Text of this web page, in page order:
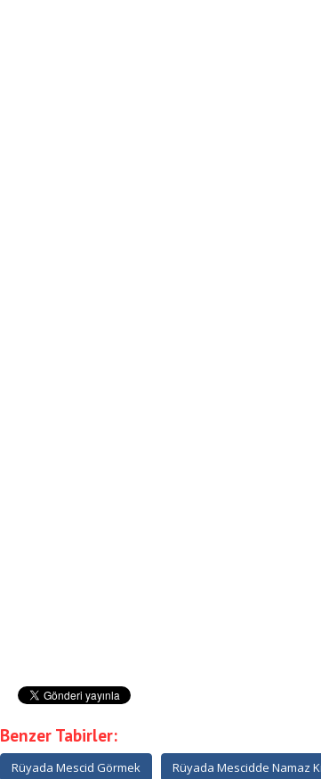
Benzer Tabirler:
Rüyada Mescid Görmek Rüyada Mescidde Namaz